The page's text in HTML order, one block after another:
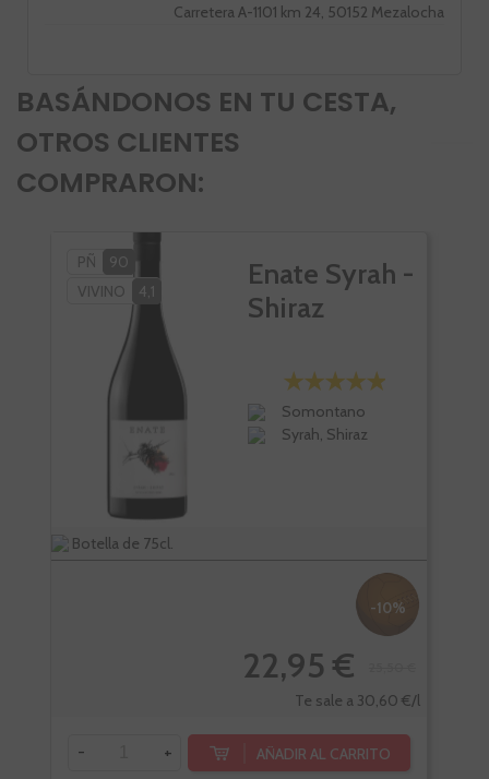
Carretera A-1101 km 24, 50152 Mezalocha
BASÁNDONOS EN TU CESTA,
OTROS CLIENTES
COMPRARON:
PÑ
90
VIVINO
4,1
Enate Syrah -
Shiraz
Somontano
Syrah, Shiraz
Botella de 75cl.
-10%
22,95 €
Te sale a 30,60 €/l
- + AÑADIR AL CARRITO